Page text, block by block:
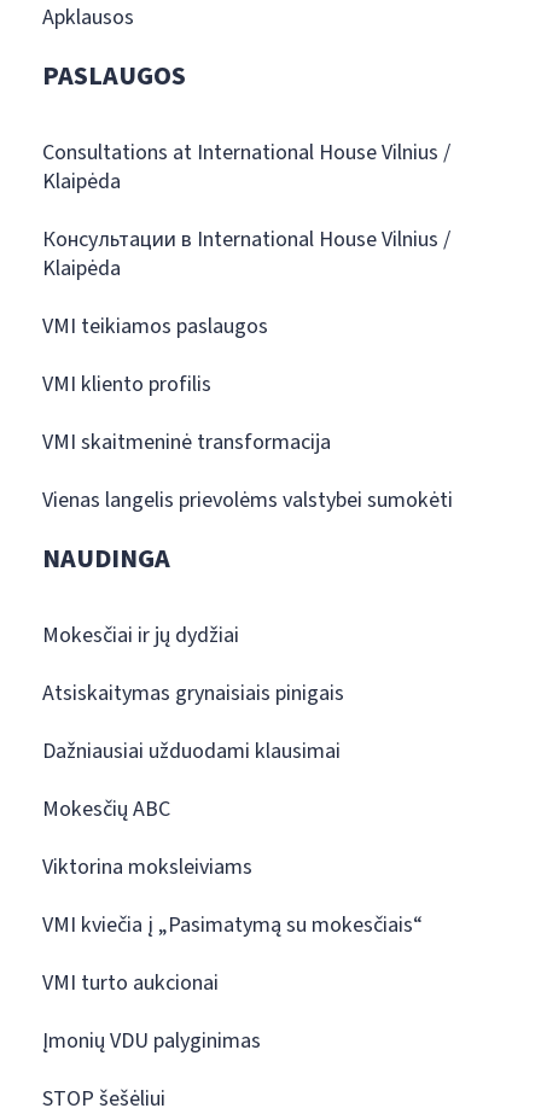
Apklausos
PASLAUGOS
Consultations at International House Vilnius /
Klaipėda
Консультации в International House Vilnius /
Klaipėda
VMI teikiamos paslaugos
VMI kliento profilis
VMI skaitmeninė transformacija
Vienas langelis prievolėms valstybei sumokėti
NAUDINGA
Mokesčiai ir jų dydžiai
Atsiskaitymas grynaisiais pinigais
Dažniausiai užduodami klausimai
Mokesčių ABC
Viktorina moksleiviams
VMI kviečia į „Pasimatymą su mokesčiais“
VMI turto aukcionai
Įmonių VDU palyginimas
STOP šešėliui